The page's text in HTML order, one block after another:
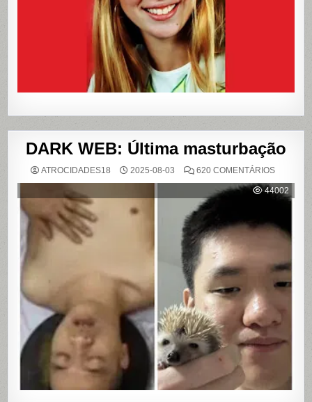
DARK WEB: Última masturbação
ATROCIDADES18 2025-08-03 620 COMENTÁRIOSEM
WEB:
ÚLTIMA
44002